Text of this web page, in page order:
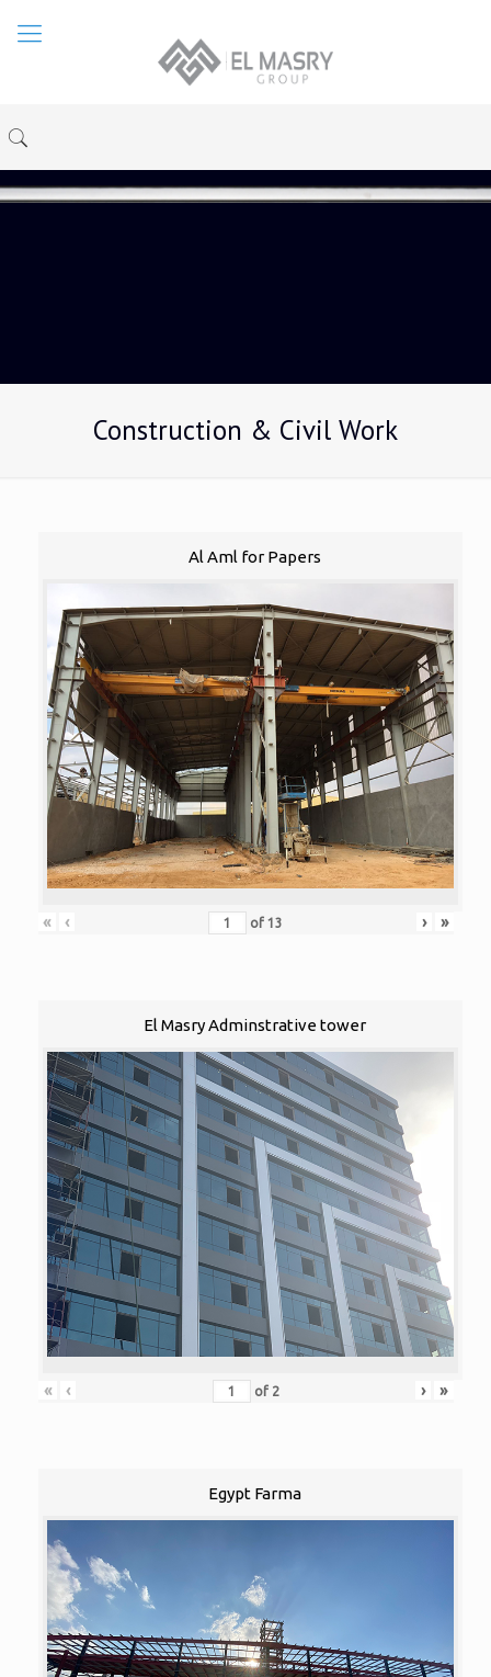
Construction & Civil Work
Al Aml for Papers
« ‹ of 13 › »
El Masry Adminstrative tower
« ‹ of 2 › »
Egypt Farma